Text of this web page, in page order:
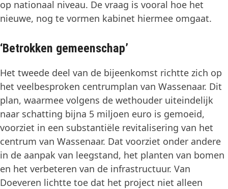
op nationaal niveau. De vraag is vooral hoe het
nieuwe, nog te vormen kabinet hiermee omgaat.
‘Betrokken gemeenschap’
Het tweede deel van de bijeenkomst richtte zich op
het veelbesproken centrumplan van Wassenaar. Dit
plan, waarmee volgens de wethouder uiteindelijk
naar schatting bijna 5 miljoen euro is gemoeid,
voorziet in een substantiële revitalisering van het
centrum van Wassenaar. Dat voorziet onder andere
in de aanpak van leegstand, het planten van bomen
en het verbeteren van de infrastructuur. Van
Doeveren lichtte toe dat het project niet alleen